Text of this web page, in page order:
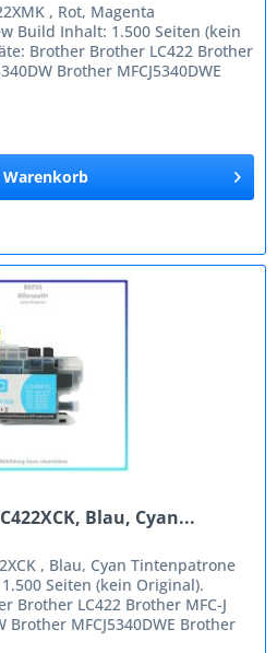
, Rot, Magenta
Build Inhalt: 1.500 Seiten (kein
Brother Brother LC422 Brother
Brother MFCJ5340DWE
Warenkorb
Blau, Cyan...
, Blau, Cyan Tintenpatrone
Seiten (kein Original).
Brother LC422 Brother MFC-J
Brother MFCJ5340DWE Brother